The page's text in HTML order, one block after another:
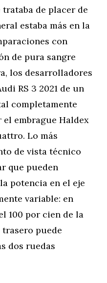
de placer de
estaba más en la
con
de pura sangre
los desarrolladores
RS 3 2021 de un
completamente
embrague Haldex
Lo más
de vista técnico
que pueden
potencia en el eje
variable: en
100 por cien de la
puede
dos ruedas